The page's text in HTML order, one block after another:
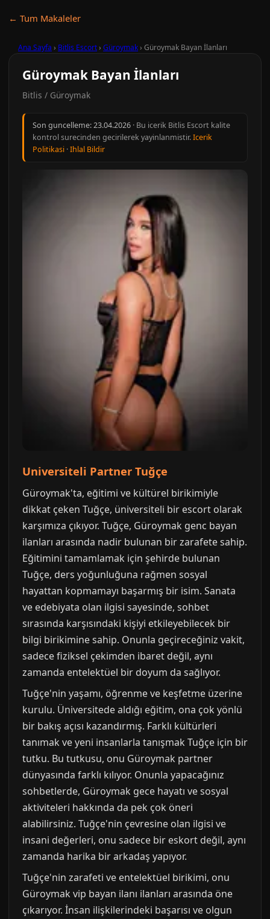
← Tum Makaleler
Ana Sayfa › Bitlis Escort› Güroymak› Güroymak Bayan İlanları
Güroymak Bayan İlanları
Bitlis / Güroymak
Son guncelleme:23.04.2026 · Bu icerik Bitlis Escort kalite
kontrol surecinden gecirilerek yayinlanmistir.Icerik
Politikasi ·Ihlal Bildir
Universiteli Partner Tuğçe
Güroymak'ta, eğitimi ve kültürel birikimiyle
dikkat çeken Tuğçe, üniversiteli bir escort olarak
karşımıza çıkıyor. Tuğçe, Güroymak genc bayan
ilanları arasında nadir bulunan bir zarafete sahip.
Eğitimini tamamlamak için şehirde bulunan
Tuğçe, ders yoğunluğuna rağmen sosyal
hayattan kopmamayı başarmış bir isim. Sanata
ve edebiyata olan ilgisi sayesinde, sohbet
sırasında karşısındaki kişiyi etkileyebilecek bir
bilgi birikimine sahip. Onunla geçireceğiniz vakit,
sadece fiziksel çekimden ibaret değil, aynı
zamanda entelektüel bir doyum da sağlıyor.
Tuğçe'nin yaşamı, öğrenme ve keşfetme üzerine
kurulu. Üniversitede aldığı eğitim, ona çok yönlü
bir bakış açısı kazandırmış. Farklı kültürleri
tanımak ve yeni insanlarla tanışmak Tuğçe için bir
tutku. Bu tutkusu, onu Güroymak partner
dünyasında farklı kılıyor. Onunla yapacağınız
sohbetlerde, Güroymak gece hayatı ve sosyal
aktiviteleri hakkında da pek çok öneri
alabilirsiniz. Tuğçe'nin çevresine olan ilgisi ve
insani değerleri, onu sadece bir eskort değil, aynı
zamanda harika bir arkadaş yapıyor.
Tuğçe'nin zarafeti ve entelektüel birikimi, onu
Güroymak vip bayan ilanı ilanları arasında öne
çıkarıyor. İnsan ilişkilerindeki başarısı ve olgun